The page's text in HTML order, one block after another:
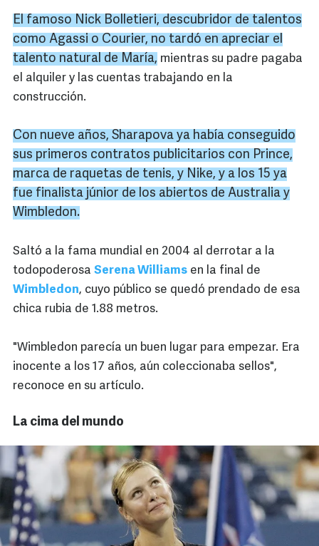
El famoso Nick Bolletieri, descubridor de talentos
como Agassi o Courier, no tardó en apreciar el
talento natural de María, mientras su padre pagaba
el alquiler y las cuentas trabajando en la
construcción.
Con nueve años, Sharapova ya había conseguido
sus primeros contratos publicitarios con Prince,
marca de raquetas de tenis, y Nike, y a los 15 ya
fue finalista júnior de los abiertos de Australia y
Wimbledon.
Saltó a la fama mundial en 2004 al derrotar a la
todopoderosa Serena Williams en la final de
Wimbledon, cuyo público se quedó prendado de esa
chica rubia de 1.88 metros.
"Wimbledon parecía un buen lugar para empezar. Era
inocente a los 17 años, aún coleccionaba sellos",
reconoce en su artículo.
La cima del mundo